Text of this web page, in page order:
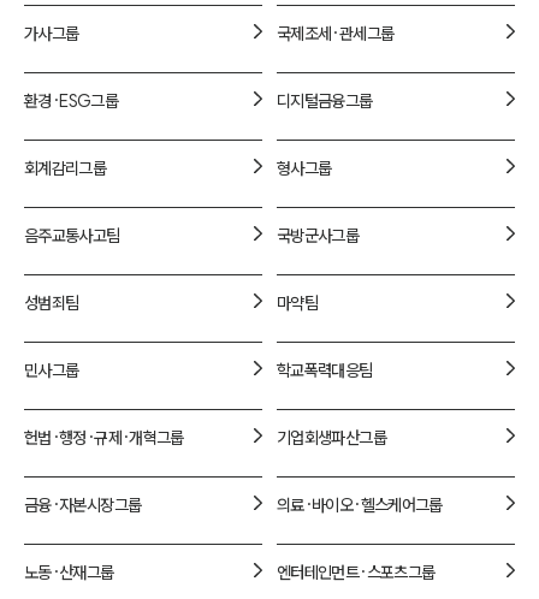
가사그룹 국제조세·관세그룹
환경·ESG그룹 디지털금융그룹
회계감리그룹 형사그룹
음주교통사고팀 국방군사그룹
성범죄팀 마약팀
민사그룹 학교폭력대응팀
헌법·행정·규제·개혁그룹 기업회생파산그룹
금융·자본시장그룹 의료·바이오·헬스케어그룹
노동·산재그룹 엔터테인먼트·스포츠그룹